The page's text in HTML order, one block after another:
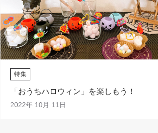
特集
「おうちハロウィン」を楽しもう！
2022年 10月 11日